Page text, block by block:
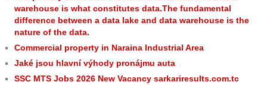
warehouse is what constitutes data.The fundamental
difference between a data lake and data warehouse is the
nature of the data.
Commercial property in Naraina Industrial Area
Jaké jsou hlavní výhody pronájmu auta
SSC MTS Jobs 2026 New Vacancy sarkariresults.com.tc